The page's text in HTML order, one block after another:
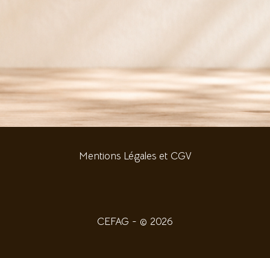
Mentions Légales et CGV
CEFAG - © 2026